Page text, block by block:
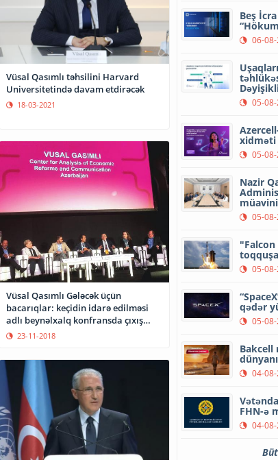
Vüsal Qasımlı təhsilini Harvard
Universitetində davam etdirəcək
18-03-2021
Vüsal Qasımlı Gələcək üçün
bacarıqlar: keçidin idarə edilməsi
adlı beynəlxalq konfransda çıxış
edib23-11-2018
Beş
06-
05-
xidməti
05-
Nazir
05-
05-
qədər
05-
04-
FHN-ə
04-